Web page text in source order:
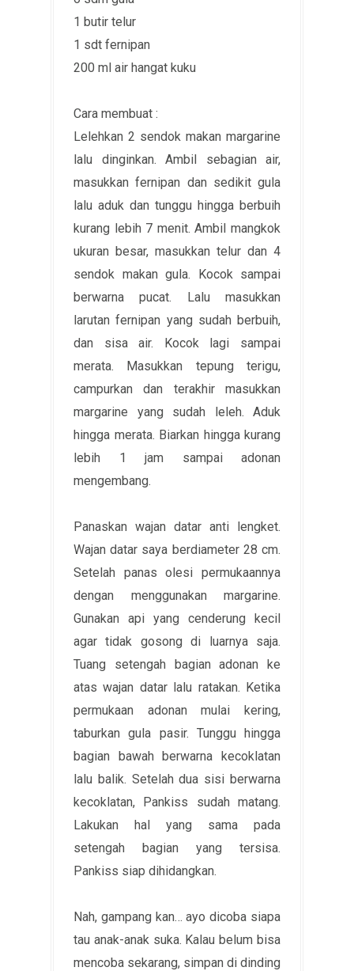
1 butir telur
1 sdt fernipan
200 ml air hangat kuku
Cara membuat :
Lelehkan 2 sendok makan margarine
lalu dinginkan. Ambil sebagian air,
masukkan fernipan dan sedikit gula
lalu aduk dan tunggu hingga berbuih
kurang lebih 7 menit. Ambil mangkok
ukuran besar, masukkan telur dan 4
sendok makan gula. Kocok sampai
berwarna pucat. Lalu masukkan
larutan fernipan yang sudah berbuih,
dan sisa air. Kocok lagi sampai
merata. Masukkan tepung terigu,
campurkan dan terakhir masukkan
margarine yang sudah leleh. Aduk
hingga merata. Biarkan hingga kurang
lebih 1 jam sampai adonan
mengembang.
Panaskan wajan datar anti lengket.
Wajan datar saya berdiameter 28 cm.
Setelah panas olesi permukaannya
dengan menggunakan margarine.
Gunakan api yang cenderung kecil
agar tidak gosong di luarnya saja.
Tuang setengah bagian adonan ke
atas wajan datar lalu ratakan. Ketika
permukaan adonan mulai kering,
taburkan gula pasir. Tunggu hingga
bagian bawah berwarna kecoklatan
lalu balik. Setelah dua sisi berwarna
kecoklatan, Pankiss sudah matang.
Lakukan hal yang sama pada
setengah bagian yang tersisa.
Pankiss siap dihidangkan.
Nah, gampang kan… ayo dicoba siapa
tau anak-anak suka. Kalau belum bisa
mencoba sekarang, simpan di dinding